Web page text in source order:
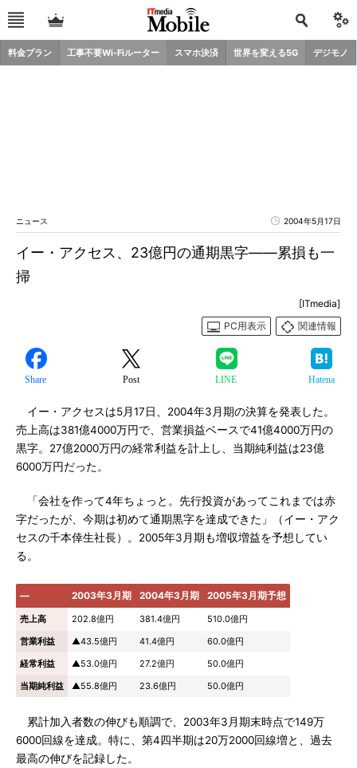
料金プラン 工事不要Wi-Fiルーター スマホ決済 世界を変える5G デジモノ
ニュース 2004年5月17日
イー・アクセス、23億円の通期黒字――累損も一
掃
[ITmedia]
PC用表示
関連情報
Share Post LINE Hatena
イー・アクセスは5月17日、2004年3月期の決算を発表した。
売上高は381億4000万円で、営業損益ベースで41億4000万円の
黒字。27億2000万円の経常利益を計上し、当期純利益は23億
6000万円だった。
「会社を作って4年ちょっと。先行投資があってこれまでは赤
字だったが、今期は初めて通期黒字を達成できた」（イー・アク
セスの千本倖生社長）。2005年3月期も増収増益を予想してい
る。
― 2003年3月期 2004年3月期 2005年3月期予想
売上高 202.8億円 381.4億円
510.0億円
営業利益
▲43.5億円 41.4億円
60.0億円
経常利益
▲53.0億円 27.2億円
50.0億円
当期純利益
▲55.8億円 23.6億円 50.0億円
累計加入者数の伸びも順調で、2003年3月期末時点で149万
6000回線を達成。特に、第4四半期は20万2000回線増と、過去
最高の伸びを記録した。